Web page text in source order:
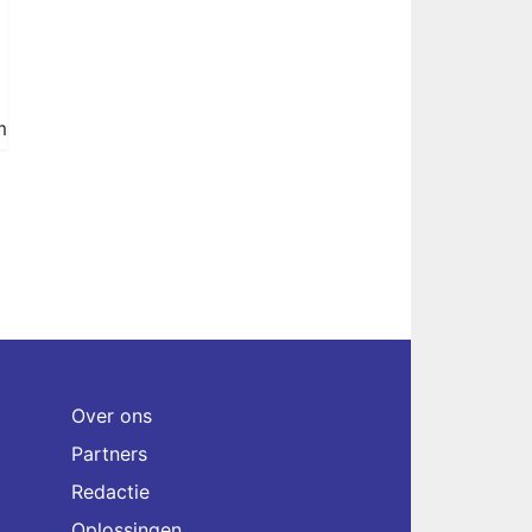
Over ons
Partners
Redactie